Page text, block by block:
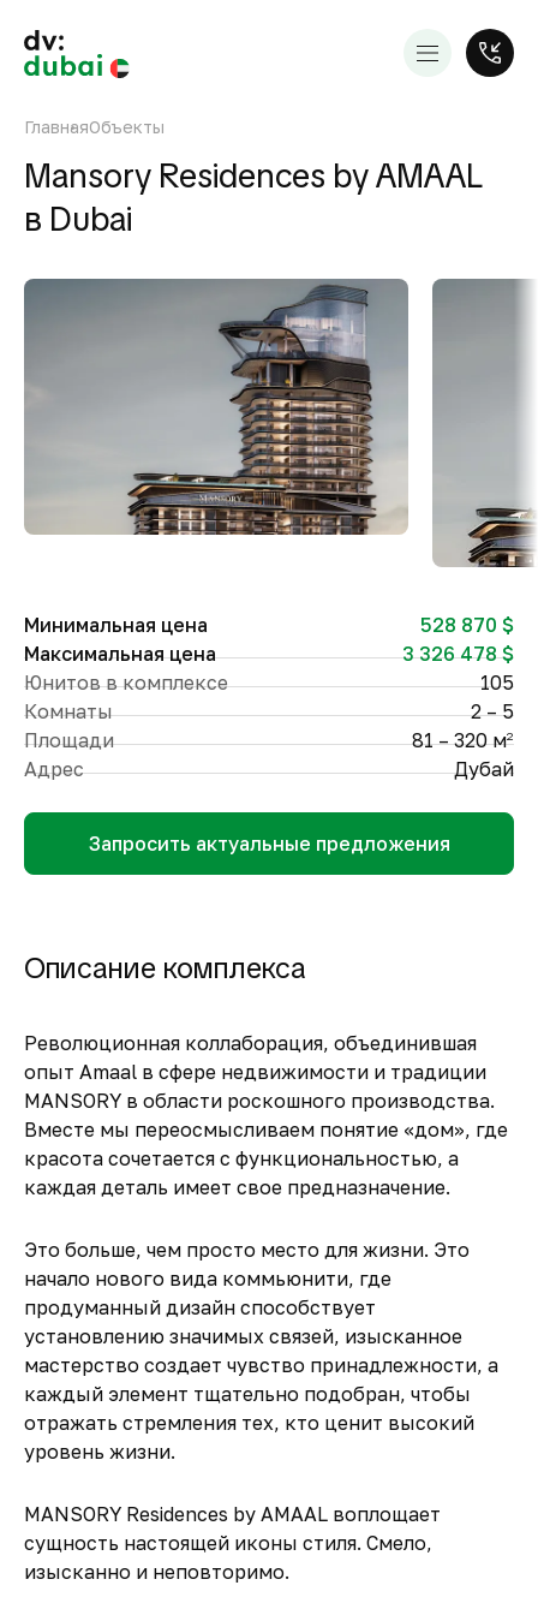
ГлавнаяОбъекты
Mansory Residences by AMAAL
в Dubai
Минимальная цена
528 870 $
Максимальная цена
3 326 478 $
Юнитов в комплексе
105
Комнаты
2 – 5
Площади
81 – 320 м2
Адрес Дубай
Запросить актуальные предложения
Описание комплекса
Революционная коллаборация, объединившая
опыт Amaal в сфере недвижимости и традиции
MANSORY в области роскошного производства.
Вместе мы переосмысливаем понятие «дом», где
красота сочетается с функциональностью, а
каждая деталь имеет свое предназначение.
Это больше, чем просто место для жизни. Это
начало нового вида коммьюнити, где
продуманный дизайн способствует
установлению значимых связей, изысканное
мастерство создает чувство принадлежности, а
каждый элемент тщательно подобран, чтобы
отражать стремления тех, кто ценит высокий
уровень жизни.
MANSORY Residences by AMAAL воплощает
сущность настоящей иконы стиля. Смело,
изысканно и неповторимо.